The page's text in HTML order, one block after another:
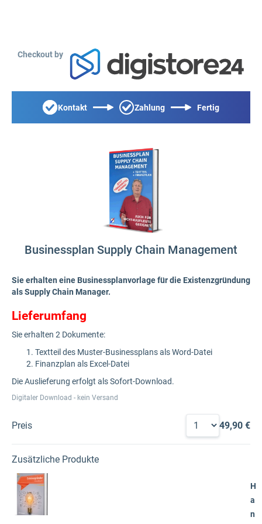
Checkout by
Kontakt Zahlung Fertig
Businessplan Supply Chain Management
Sie erhalten eine Businessplanvorlage für die Existenzgründung
als Supply Chain Manager.
Lieferumfang
Sie erhalten 2 Dokumente:
Textteil des Muster-Businessplans als Word-Datei
Finanzplan als Excel-Datei
Die Auslieferung erfolgt als Sofort-Download.
Digitaler Download - kein Versand
Preis 49,90 €
Zusätzliche Produkte
H
a
n